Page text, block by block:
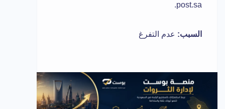
post.sa
.
السبب: عدم التفرغ